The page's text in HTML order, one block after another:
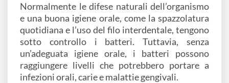
Normalmente le difese naturali dell’organismo
e una buona igiene orale, come la spazzolatura
quotidiana e l’uso del filo interdentale, tengono
sotto controllo i batteri. Tuttavia, senza
un’adeguata igiene orale, i batteri possono
raggiungere livelli che potrebbero portare a
infezioni orali, carie e malattie gengivali.